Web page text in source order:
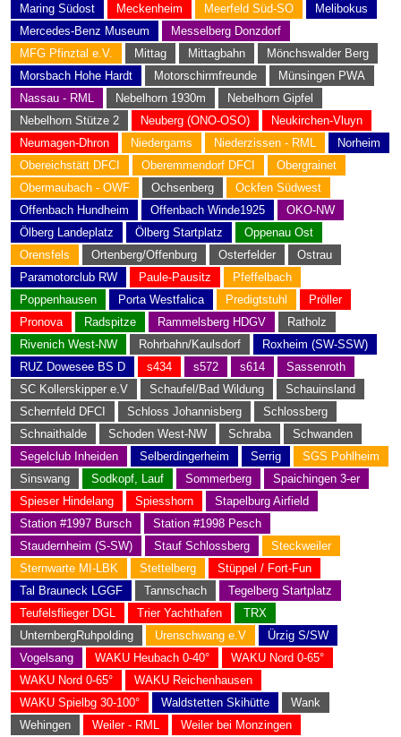
Maring Südost
Meckenheim Meerfeld Süd-SO
Melibokus
Mercedes-Benz Museum
Messelberg Donzdorf
MFG Pfinztal e.V.
Mittag Mittagbahn
Mönchswalder Berg
Morsbach Hohe Hardt
Motorschirmfreunde
Münsingen PWA
Nassau - RML
Nebelhorn 1930m
Nebelhorn Gipfel
Nebelhorn Stütze 2
Neuberg (ONO-OSO)
Neukirchen-Vluyn
Neumagen-Dhron
Niedergams Niederzissen - RML
Norheim
Obereichstätt DFCI
Oberemmendorf DFCI
Obergrainet
Obermaubach - OWF
Ochsenberg
Ockfen Südwest
Offenbach Hundheim
Offenbach Winde1925
OKO-NW
Ölberg Landeplatz
Ölberg Startplatz
Oppenau Ost
Orensfels
Ortenberg/Offenburg Osterfelder
Ostrau
Paramotorclub RW
Paule-Pausitz
Pfeffelbach
Poppenhausen
Porta Westfalica Predigtstuhl
Pröller
Pronova
Radspitze Rammelsberg HDGV
Ratholz
Rivenich West-NW
Rohrbahn/Kaulsdorf
Roxheim (SW-SSW)
RUZ Dowesee BS D
s434 s572 s614
Sassenroth
SC Kollerskipper e.V
Schaufel/Bad Wildung
Schauinsland
Schernfeld DFCI
Schloss Johannisberg
Schlossberg
Schnaithalde
Schoden West-NW Schraba
Schwanden
Segelclub Inheiden
Selberdingerheim Serrig
SGS Pohlheim
Sinswang
Sodkopf, Lauf Sommerberg
Spaichingen 3-er
Spieser Hindelang
Spiesshorn
Stapelburg Airfield
Station #1997 Bursch
Station #1998 Pesch
Staudernheim (S-SW)
Stauf Schlossberg
Steckweiler
Sternwarte MI-LBK
Stettelberg
Stüppel / Fort-Fun
Tal Brauneck LGGF
Tannschach
Tegelberg Startplatz
Teufelsflieger DGL
Trier Yachthafen
TRX
UnternbergRuhpolding
Urenschwang e.V
Ürzig S/SW
Vogelsang
WAKU Heubach 0-40°
WAKU Nord 0-65°
WAKU Nord 0-65°
WAKU Reichenhausen
WAKU Spielbg 30-100°
Waldstetten Skihütte
Wank
Wehingen
Weiler - RML Weiler bei Monzingen